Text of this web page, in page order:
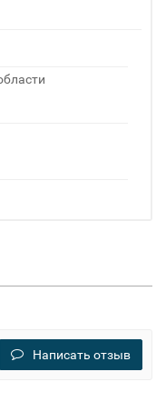
Написать отзыв